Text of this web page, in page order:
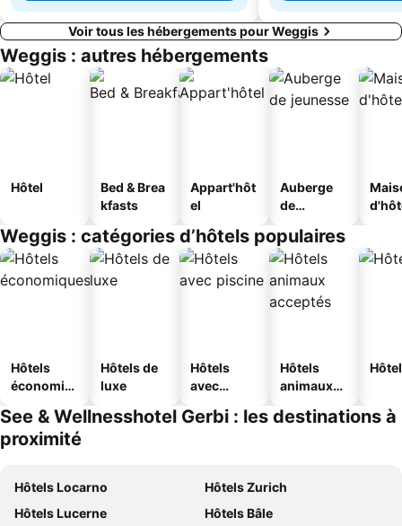
Voir tous les hébergements pour Weggis
Weggis : autres hébergements
Hôtel
Bed & Brea
kfasts
Appart'hôt
el
Auberge
de
Weggis : catégories d’hôtels populaires
Hôtels
économiq
Hôtels de
luxe
Hôtels
avec
Hôtels
animaux
See & Wellnesshotel Gerbi : les destinations à
proximité
Hôtels Locarno
Hôtels Zurich
Hôtels Lucerne
Hôtels Bâle